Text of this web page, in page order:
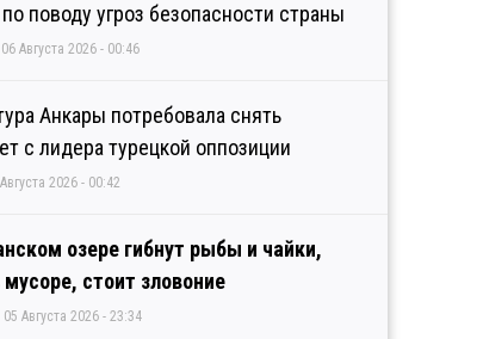
поводу угроз безопасности страны
06 Августа 2026 - 00:46
Анкары потребовала снять
с лидера турецкой оппозиции
2026 - 00:42
озере гибнут рыбы и чайки,
мусоре, стоит зловоние
05 Августа 2026 - 23:34